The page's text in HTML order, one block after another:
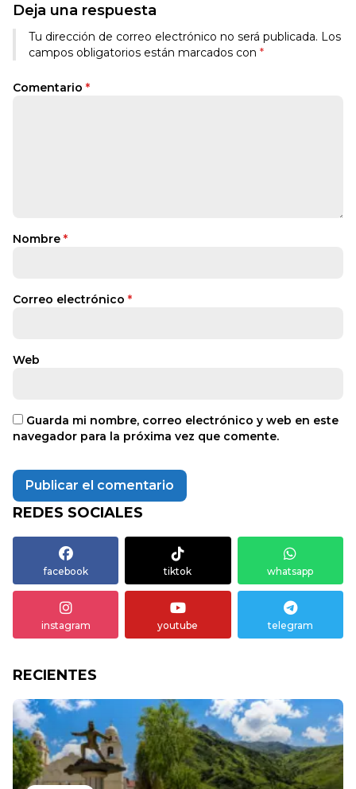
Deja una respuesta
Tu dirección de correo electrónico no será publicada. Los
campos obligatorios están marcados con *
Comentario *
Nombre *
Correo electrónico *
Web
Guarda mi nombre, correo electrónico y web en este
navegador para la próxima vez que comente.
REDES SOCIALES
facebook tiktok whatsapp
instagram youtube telegram
RECIENTES